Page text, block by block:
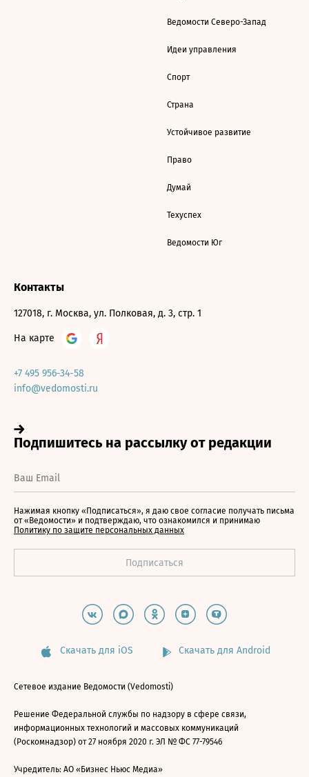
Ведомости Северо-Запад
Идеи управления
Спорт
Страна
Устойчивое развитие
Право
Думай
Техуспех
Ведомости Юг
Контакты
127018, г. Москва, ул. Полковая, д. 3, стр. 1
На карте
+7 495 956-34-58
info@vedomosti.ru
Нажимая кнопку «Подписаться», я даю свое согласие получать письма
от «Ведомости» и подтверждаю, что ознакомился и принимаю
Политику по защите персональных данных
Скачать для iOS Скачать для Android
Сетевое издание Ведомости (Vedomosti)
Решение Федеральной службы по надзору в сфере связи,
информационных технологий и массовых коммуникаций
(Роскомнадзор) от 27 ноября 2020 г. ЭЛ № ФС 77-79546
Учредитель: АО «Бизнес Ньюс Медиа»